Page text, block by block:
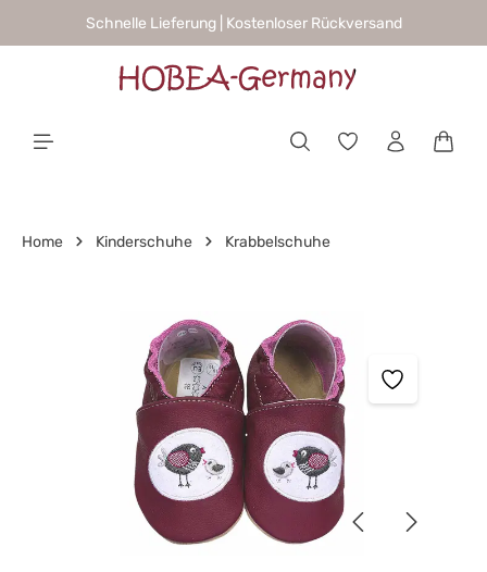
springenSchnelle Lieferung | Kostenloser Rückversand
Home Kinderschuhe Krabbelschuhe
Bildergalerie überspringen